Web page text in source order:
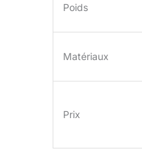
Poids
Matériaux
Prix